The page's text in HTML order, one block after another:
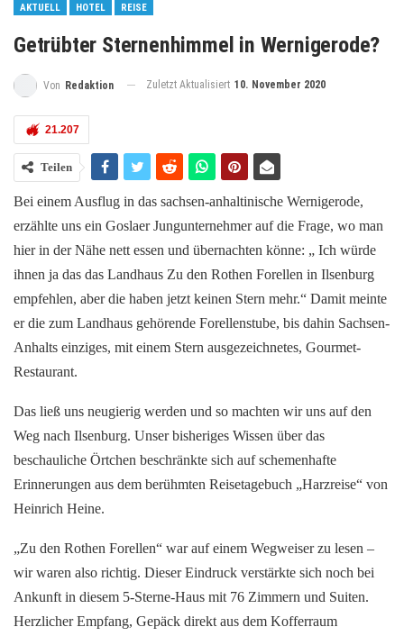
AKTUELL HOTEL REISE
Getrübter Sternenhimmel in Wernigerode?
Von Redaktion Zuletzt Aktualisiert 10. November 2020
21.207
Teilen
Bei einem Ausflug in das sachsen-anhaltinische Wernigerode,
erzählte uns ein Goslaer Jungunternehmer auf die Frage, wo man
hier in der Nähe nett essen und übernachten könne: „ Ich würde
ihnen ja das das Landhaus Zu den Rothen Forellen in Ilsenburg
empfehlen, aber die haben jetzt keinen Stern mehr.“ Damit meinte
er die zum Landhaus gehörende Forellenstube, bis dahin Sachsen-
Anhalts einziges, mit einem Stern ausgezeichnetes, Gourmet-
Restaurant.
Das ließ uns neugierig werden und so machten wir uns auf den
Weg nach Ilsenburg. Unser bisheriges Wissen über das
beschauliche Örtchen beschränkte sich auf schemenhafte
Erinnerungen aus dem berühmten Reisetagebuch „Harzreise“ von
Heinrich Heine.
„Zu den Rothen Forellen“ war auf einem Wegweiser zu lesen –
wir waren also richtig. Dieser Eindruck verstärkte sich noch bei
Ankunft in diesem 5-Sterne-Haus mit 76 Zimmern und Suiten.
Herzlicher Empfang, Gepäck direkt aus dem Kofferraum